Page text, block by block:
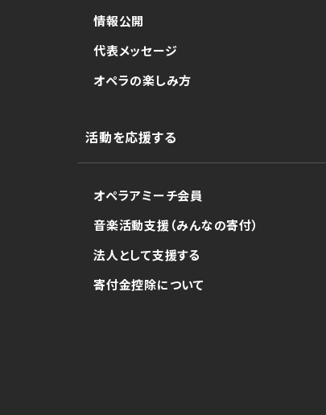
情報公開
代表メッセージ
オペラの楽しみ方
活動を応援する
オペラアミーチ会員
音楽活動支援（みんなの寄付）
法人として支援する
寄付金控除について